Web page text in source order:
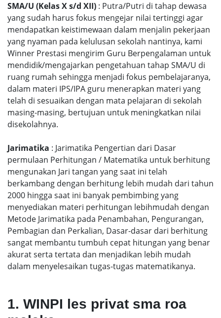
SMA/U (Kelas X s/d XII) : Putra/Putri di tahap dewasa
yang sudah harus fokus mengejar nilai tertinggi agar
mendapatkan keistimewaan dalam menjalin pekerjaan
yang nyaman pada kelulusan sekolah nantinya, kami
Winner Prestasi mengirim Guru Berpengalaman untuk
mendidik/mengajarkan pengetahuan tahap SMA/U di
ruang rumah sehingga menjadi fokus pembelajaranya,
dalam materi IPS/IPA guru menerapkan materi yang
telah di sesuaikan dengan mata pelajaran di sekolah
masing-masing, bertujuan untuk meningkatkan nilai
disekolahnya.
Jarimatika : Jarimatika Pengertian dari Dasar
permulaan Perhitungan / Matematika untuk berhitung
mengunakan Jari tangan yang saat ini telah
berkambang dengan berhitung lebih mudah dari tahun
2000 hingga saat ini banyak pembimbing yang
menyediakan materi perhitungan lebihmudah dengan
Metode Jarimatika pada Penambahan, Pengurangan,
Pembagian dan Perkalian, Dasar-dasar dari berhitung
sangat membantu tumbuh cepat hitungan yang benar
akurat serta tertata dan menjadikan lebih mudah
dalam menyelesaikan tugas-tugas matematikanya.
1. WINPI les privat sma roa